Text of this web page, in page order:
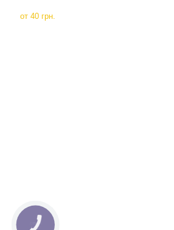
от 40 грн.
КНОПКА
СВЯЗИ